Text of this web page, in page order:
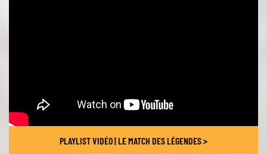
PLAYLIST VIDÉO | LE MATCH DES LÉGENDES >